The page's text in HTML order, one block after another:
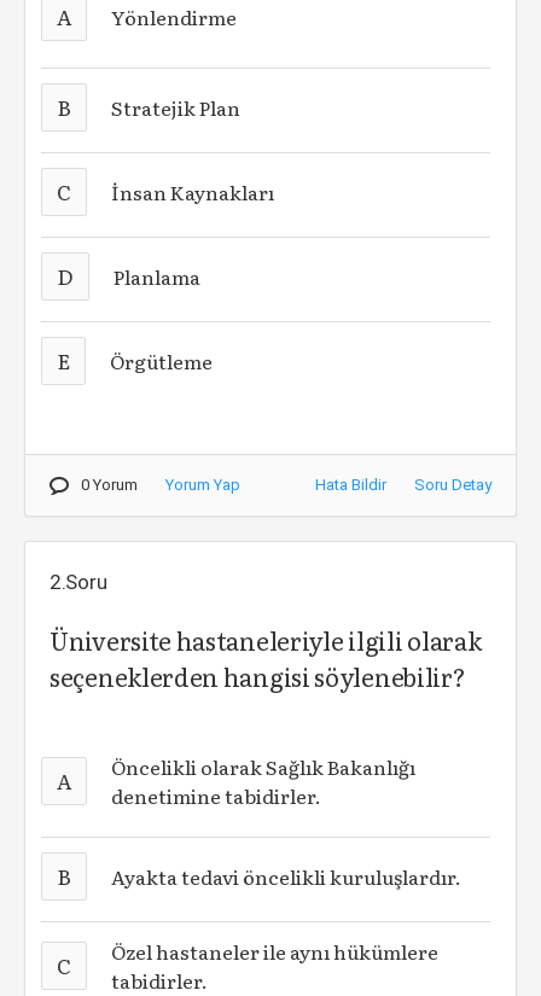
A Yönlendirme
B Stratejik Plan
C İnsan Kaynakları
D Planlama
E Örgütleme
0 Yorum Yorum Yap Hata Bildir Soru Detay
2.Soru
Üniversite hastaneleriyle ilgili olarak
seçeneklerden hangisi söylenebilir?
A
Öncelikli olarak Sağlık Bakanlığı
denetimine tabidirler.
B Ayakta tedavi öncelikli kuruluşlardır.
C
Özel hastaneler ile aynı hükümlere
tabidirler.